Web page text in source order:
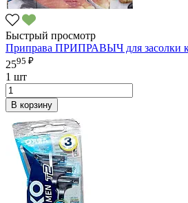
Быстрый просмотр
Приправа ПРИПРАВЫЧ для засолки
2595 ₽
1 шт
В корзину